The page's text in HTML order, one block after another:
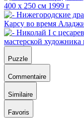
Puzzle
Commentaire
Similaire
Favoris